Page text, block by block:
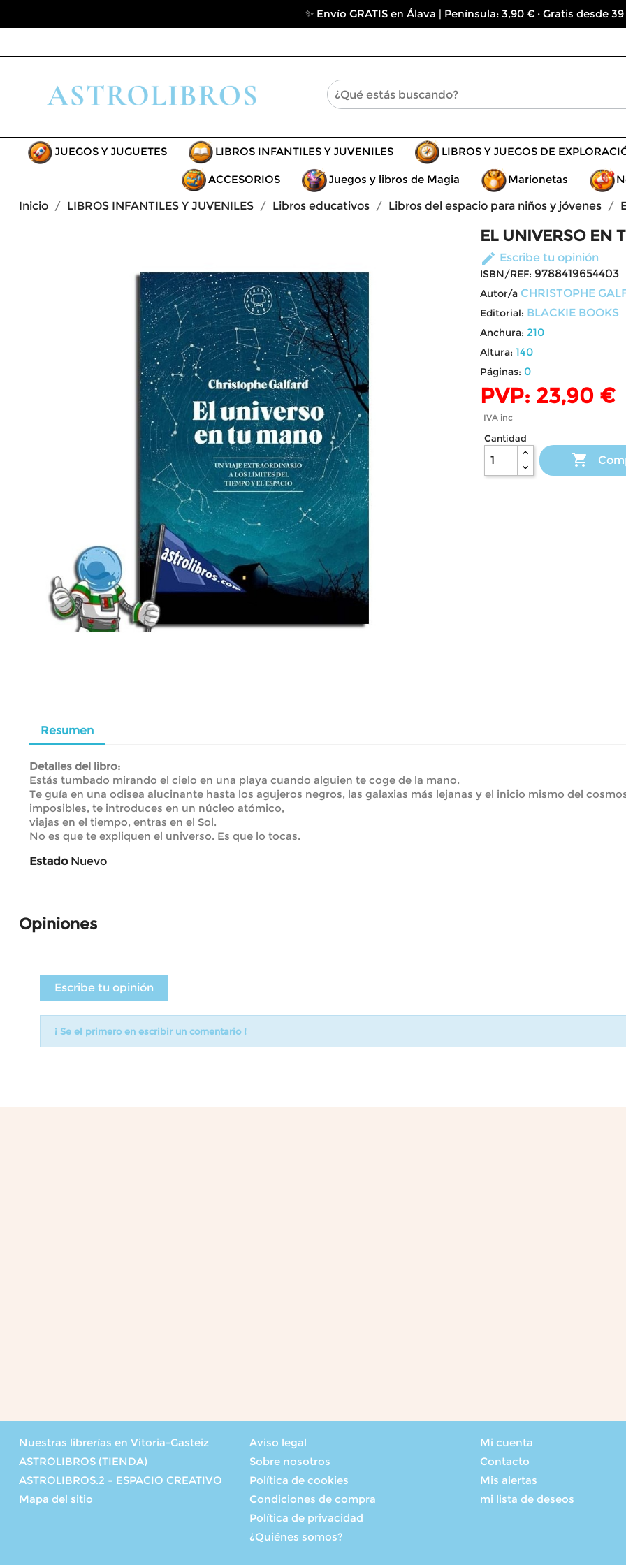
✨ Envío GRATIS en Álava | Península: 3,90 € · Gratis desde
JUEGOS Y JUGUETES LIBROS INFANTILES Y JUVENILES LIBROS Y JUEGOS DE
ACCESORIOS Juegos y libros de Magia Marionetas
Inicio
LIBROS INFANTILES Y JUVENILES Libros educativos Libros del espacio para niños y jóvenes
EL UNIVERSO EN
edit Escribe tu opinión
ISBN/REF: 9788419654403
Autor/a CHRISTOPHE
Editorial: BLACKIE BOOKS
Anchura: 210
Altura: 140
Páginas: 0
PVP: 23,90 €
IVA inc
Cantidad

Resumen
Detalles del libro:
Estás tumbado mirando el cielo en una playa cuando alguien te coge de la mano.
Te guía en una odisea alucinante hasta los agujeros negros, las galaxias más lejanas y el inicio mismo del
imposibles, te introduces en un núcleo atómico,
viajas en el tiempo, entras en el Sol.
No es que te expliquen el universo. Es que lo tocas.
Estado Nuevo
Opiniones
Escribe tu opinión
¡ Se el primero en escribir un comentario !
Nuestras librerías en Vitoria-Gasteiz
ASTROLIBROS (TIENDA)
ASTROLIBROS.2 – ESPACIO CREATIVO
Mapa del sitio
Aviso legal
Sobre nosotros
Política de cookies
Condiciones de compra
Política de privacidad
¿Quiénes somos?
Mi cuenta
Contacto
Mis alertas
mi lista de deseos